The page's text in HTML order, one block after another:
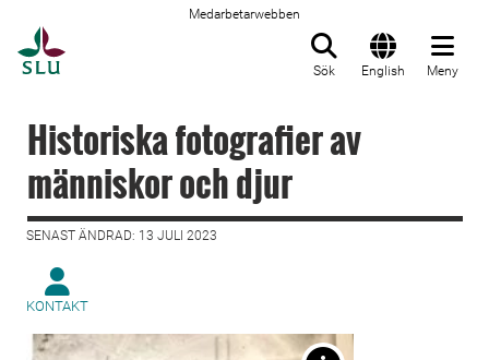
Medarbetarwebben
Sök English Meny
Historiska fotografier av
människor och djur
SENAST ÄNDRAD: 13 JULI 2023
KONTAKT